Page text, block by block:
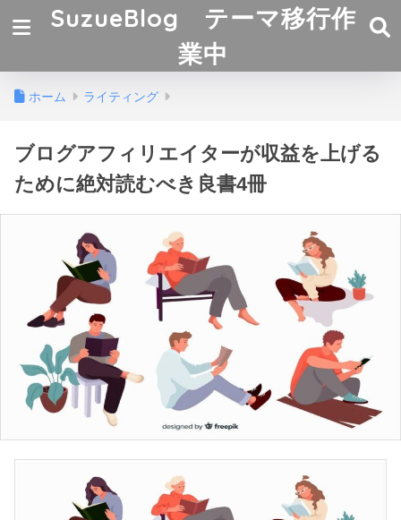
SuzueBlog テーマ移行作
業中
ホーム ライティング
ブログアフィリエイターが収益を上げる
ために絶対読むべき良書4冊